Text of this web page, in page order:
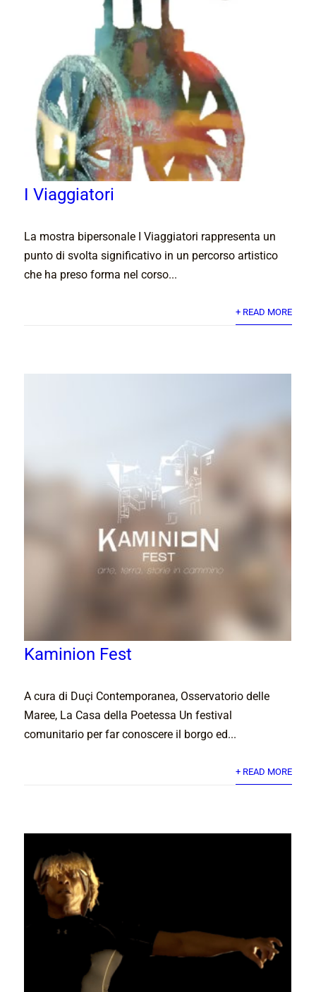
I Viaggiatori
La mostra bipersonale I Viaggiatori rappresenta un
punto di svolta significativo in un percorso artistico
che ha preso forma nel corso...
+ READ MORE
Kaminion Fest
A cura di Duçi Contemporanea, Osservatorio delle
Maree, La Casa della Poetessa Un festival
comunitario per far conoscere il borgo ed...
+ READ MORE